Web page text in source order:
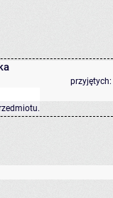
przyjętych:
.